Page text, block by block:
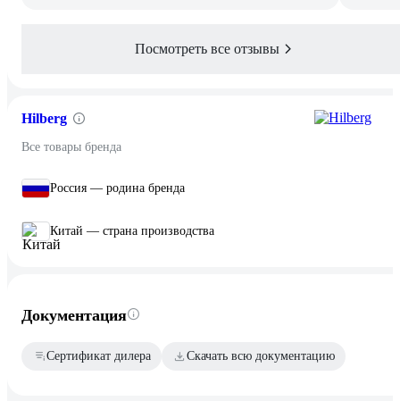
Посмотреть все отзывы
Hilberg
Все товары бренда
Россия — родина бренда
Китай — страна производства
Документация
Сертификат дилера Скачать всю документацию